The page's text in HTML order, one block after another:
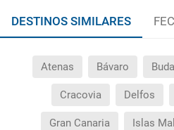
DESTINOS SIMILARES
Atenas Bávaro
Cracovia Delfos
Gran Canaria Islas